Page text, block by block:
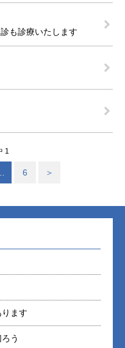
も診療いたします
1
6 ＞
ます
う